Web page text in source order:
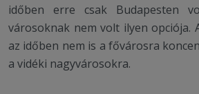
időben erre csak Budapesten
városoknak nem volt ilyen opciója.
az időben nem is a fővárosra
a vidéki nagyvárosokra.